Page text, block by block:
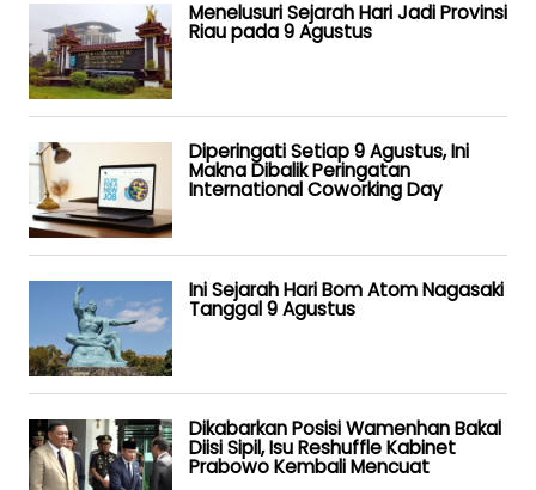
Menelusuri Sejarah Hari Jadi Provinsi
Riau pada 9 Agustus
Diperingati Setiap 9 Agustus, Ini
Makna Dibalik Peringatan
International Coworking Day
Ini Sejarah Hari Bom Atom Nagasaki
Tanggal 9 Agustus
Dikabarkan Posisi Wamenhan Bakal
Diisi Sipil, Isu Reshuffle Kabinet
Prabowo Kembali Mencuat